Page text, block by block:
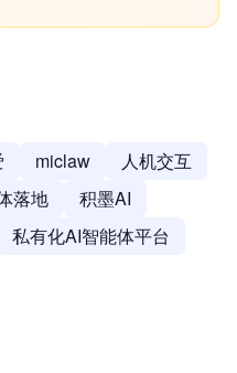
miclaw
人机交互
落地
积墨AI
私有化AI智能体平台